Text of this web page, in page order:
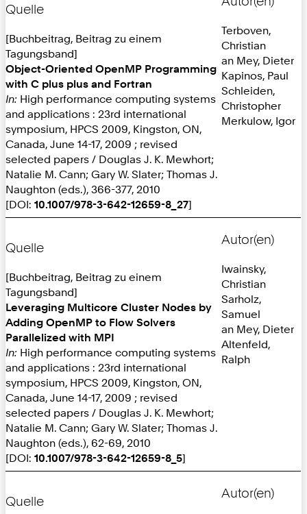
Quelle
[Buchbeitrag, Beitrag zu einem
Tagungsband]
Object-Oriented OpenMP Programming
with C plus plus and Fortran
In: High performance computing systems
and applications : 23rd international
symposium, HPCS 2009, Kingston, ON,
Canada, June 14-17, 2009 ; revised
selected papers / Douglas J. K. Mewhort;
Natalie M. Cann; Gary W. Slater; Thomas J.
Naughton (eds.), 366-377, 2010
[DOI: 10.1007/978-3-642-12659-8_27]
Terboven,
Christian
an Mey, Dieter
Kapinos, Paul
Schleiden,
Christopher
Merkulow, Igor
Quelle
[Buchbeitrag, Beitrag zu einem
Tagungsband]
Leveraging Multicore Cluster Nodes by
Adding OpenMP to Flow Solvers
Parallelized with MPI
In: High performance computing systems
and applications : 23rd international
symposium, HPCS 2009, Kingston, ON,
Canada, June 14-17, 2009 ; revised
selected papers / Douglas J. K. Mewhort;
Natalie M. Cann; Gary W. Slater; Thomas J.
Naughton (eds.), 62-69, 2010
[DOI: 10.1007/978-3-642-12659-8_5]
Autor(en)
Iwainsky,
Christian
Sarholz,
Samuel
an Mey, Dieter
Altenfeld,
Ralph
Quelle
Autor(en)